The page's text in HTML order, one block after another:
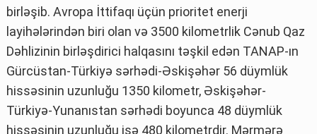
birləşib. Avropa İttifaqı üçün prioritet enerji
layihələrindən biri olan və 3500 kilometrlik Cənub Qaz
Dəhlizinin birləşdirici halqasını təşkil edən TANAP-ın
Gürcüstan-Türkiyə sərhədi-Əskişəhər 56 düymlük
hissəsinin uzunluğu 1350 kilometr, Əskişəhər-
Türkiyə-Yunanıstan sərhədi boyunca 48 düymlük
hissəsinin uzunluğu isə 480 kilometrdir. Mərmərə